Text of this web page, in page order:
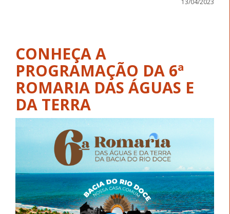
CONHEÇA A
PROGRAMAÇÃO DA 6ª
ROMARIA DAS ÁGUAS E
DA TERRA